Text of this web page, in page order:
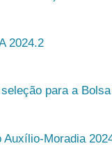
2024.2
para a
Auxílio-Moradia